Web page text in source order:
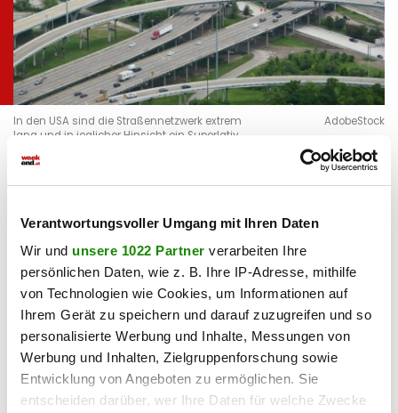
Verantwortungsvoller Umgang mit Ihren Daten
Wir und unsere 1022 Partner verarbeiten Ihre
persönlichen Daten, wie z. B. Ihre IP-Adresse, mithilfe
von Technologien wie Cookies, um Informationen auf
Ihrem Gerät zu speichern und darauf zuzugreifen und so
personalisierte Werbung und Inhalte, Messungen von
Werbung und Inhalten, Zielgruppenforschung sowie
Entwicklung von Angeboten zu ermöglichen. Sie
entscheiden darüber, wer Ihre Daten für welche Zwecke
In den USA sind die Straßennetzwerk extrem
lang und in jeglicher Hinsicht ein Superlativ.
AdobeStock
Die höchste Straße
Highway in China erreicht ihren Höhepunkt auf exakt 4.693
Metern Höhe. Zum Vergleich: Der Großglockner ist 3.798
Meter hoch. Die weltweit höchste Straße erreichen
Reisende über Kaschgar in der westchinesischen Provinz
Xinjiang. Alternativ geht es von Havelian im Nordwesten
Pakistans aus los. Unterwegs bieten sich tolle Blicke auf den
legendären Achttausender Nanga Parbat oder auf das
westliche Himalaya-Gebirge.